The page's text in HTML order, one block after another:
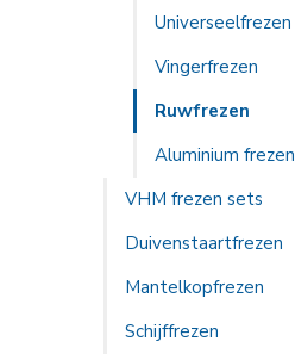
Universeelfrezen
Vingerfrezen
Ruwfrezen
Aluminium frezen
VHM frezen sets
Duivenstaartfrezen
Mantelkopfrezen
Schijffrezen